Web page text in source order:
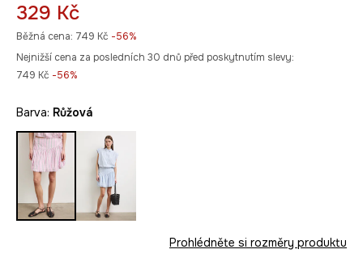
329 Kč
Běžná cena: 749 Kč -56%
Nejnižší cena za posledních 30 dnů před poskytnutím slevy:
749 Kč -56%
Barva: růžová
Prohlédněte si rozměry produktu